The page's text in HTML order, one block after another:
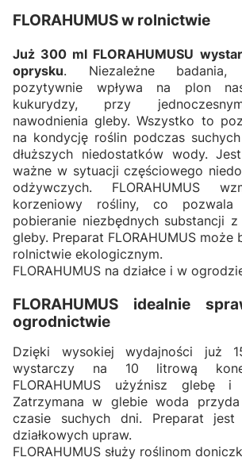
FLORAHUMUS w rolnictwie
Już 300 ml FLORAHUMUSU
oprysku. Niezależne badania,
pozytywnie wpływa na plon
kukurydzy, przy
nawodnienia gleby. Wszystko to
na kondycję roślin podczas
dłuższych niedostatków wody.
ważne w sytuacji częściowego
odżywczych. FLORAHUMUS
korzeniowy rośliny, co
pobieranie niezbędnych substancji
gleby. Preparat FLORAHUMUS
rolnictwie ekologicznym.
FLORAHUMUS na działce i w
FLORAHUMUS idealnie
ogrodnictwie
Dzięki wysokiej wydajności już
wystarczy na 10 litrową
FLORAHUMUS użyźnisz glebę
Zatrzymana w glebie woda
czasie suchych dni. Preparat jest
działkowych upraw.
FLORAHUMUS służy roślinom